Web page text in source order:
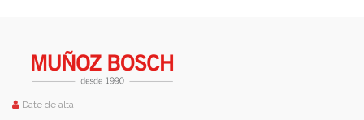
Date de alta